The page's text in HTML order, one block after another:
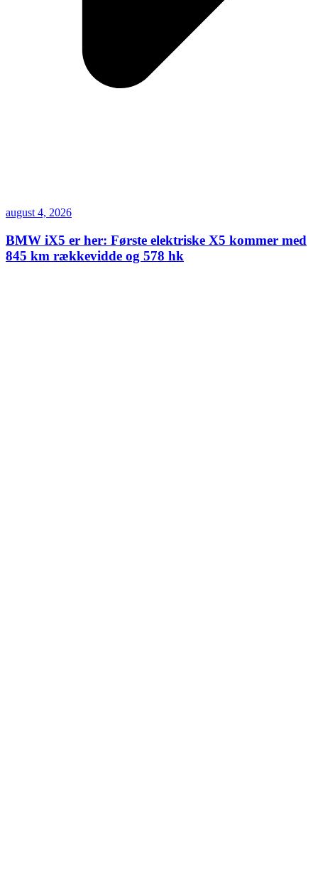
august 4, 2026
BMW iX5 er her: Første elektriske X5 kommer med
845 km rækkevidde og 578 hk